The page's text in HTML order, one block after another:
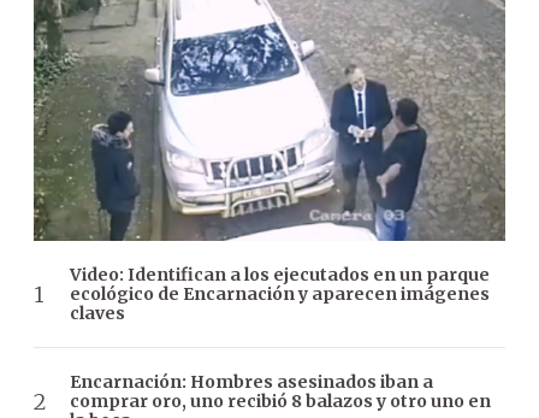
Video: Identifican a los ejecutados en un parque
ecológico de Encarnación y aparecen imágenes
claves
Encarnación: Hombres asesinados iban a
comprar oro, uno recibió 8 balazos y otro uno en